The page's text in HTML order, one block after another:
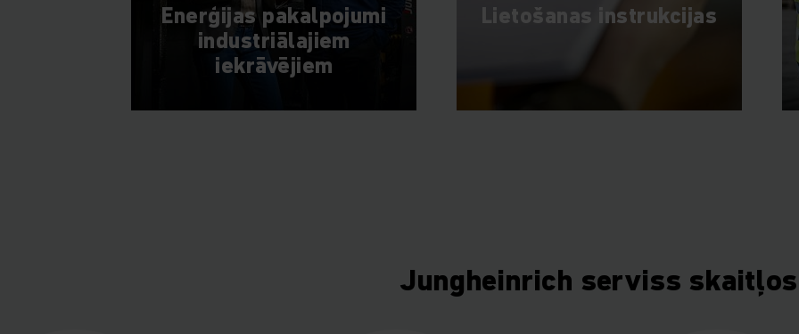
Enerģijas pakalpojumi
industriālajiem
iekrāvējiem
Lietošanas instrukcijas
Jungheinrich serviss skaitļos